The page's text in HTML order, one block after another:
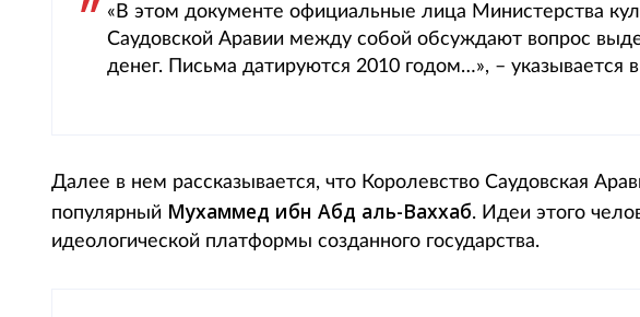
«В этом документе официальные лица Министерства
Саудовской Аравии между собой обсуждают вопрос
денег. Письма датируются 2010 годом…», – указывается в
Далее в нем рассказывается, что Королевство Саудовская
популярный Мухаммед ибн Абд аль-Ваххаб. Идеи этого
идеологической платформы созданного государства.